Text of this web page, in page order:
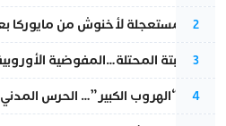
2
عودة مستعجلة لأخنوش من مايوركا
3
أزمة سبتة المحتلة…المفوضية
4
عملية “الهروب الكبير”… الحرس